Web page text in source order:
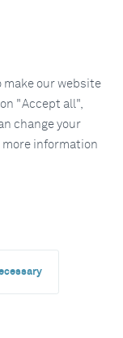
make our website
"Accept all",
change your
more information